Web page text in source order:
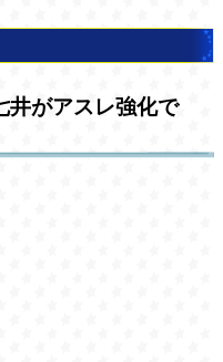
井がアスレ強化で